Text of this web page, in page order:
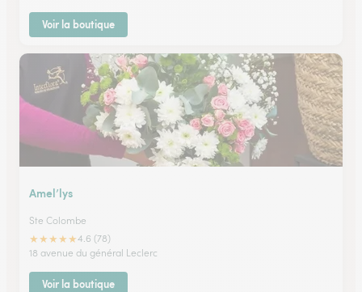
Voir la boutique
Amel’lys
Ste Colombe
★★★★★4.6 (78)
18 avenue du général Leclerc
Voir la boutique